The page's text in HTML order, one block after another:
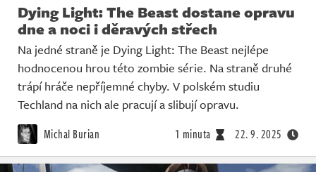
Dying Light: The Beast dostane opravu
dne a noci i děravých střech
Na jedné straně je Dying Light: The Beast nejlépe
hodnocenou hrou této zombie série. Na straně druhé
trápí hráče nepříjemné chyby. V polském studiu
Techland na nich ale pracují a slibují opravu.
Michal Burian 1 minuta 22. 9. 2025